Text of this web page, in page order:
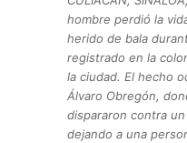
hombre perdió la
herido de bala
registrado en la
la ciudad. El hecho
Álvaro Obregón,
dispararon contra
dejando a una